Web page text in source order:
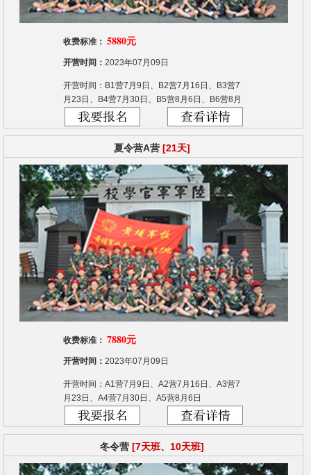
收费标准： 5880元
开营时间：2023年07月09日
开营时间：B1营7月9日、B2营7月16日、B3营7
月23日、B4营7月30日、B5营8月6日、B6营8月
13日
夏令营A营[21天]
收费标准： 7880元
开营时间：2023年07月09日
开营时间：A1营7月9日、A2营7月16日、A3营7
月23日、A4营7月30日、A5营8月6日
冬令营[7天班、10天班]